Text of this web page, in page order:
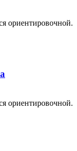
ориентировочной.
ориентировочной.